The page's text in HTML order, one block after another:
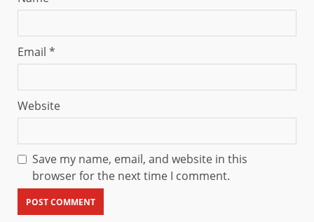
Email *
Website
Save my name, email, and website in this
browser for the next time I comment.